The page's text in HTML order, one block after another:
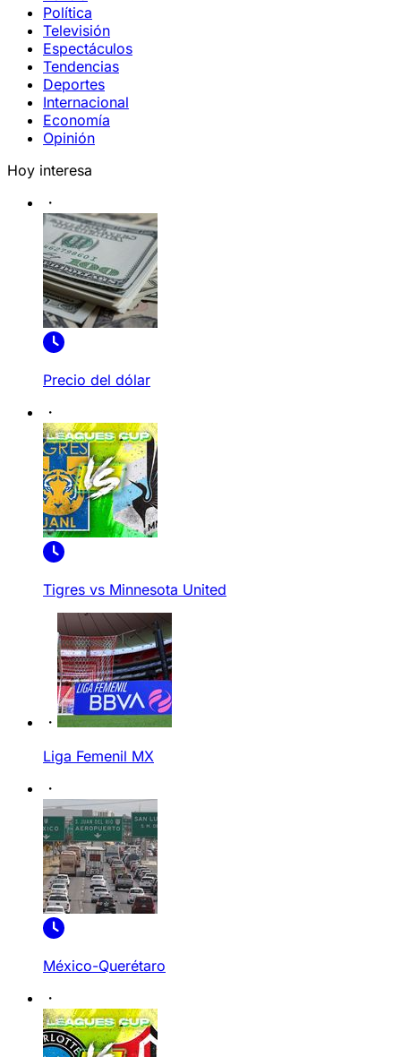
Política
Televisión
Espectáculos
Tendencias
Deportes
Internacional
Economía
Opinión
Hoy interesa
Precio del dólar
Tigres vs Minnesota United
Liga Femenil MX
México-Querétaro